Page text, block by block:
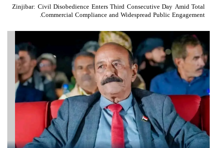
Zinjibar: Civil Disobedience Enters Third Consecutive Day Amid Total
Commercial Compliance and Widespread Public Engagement.